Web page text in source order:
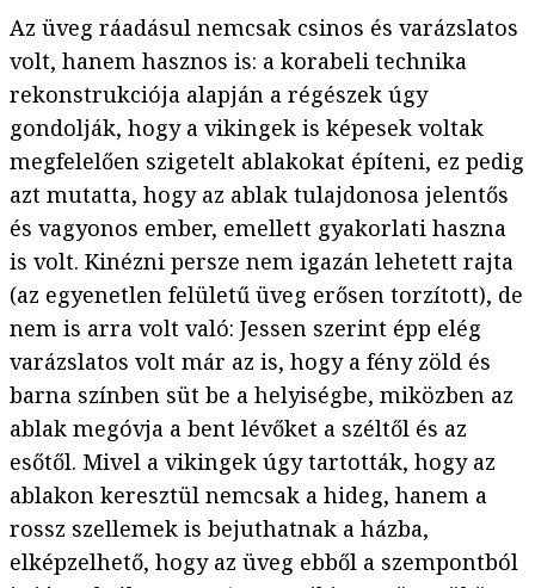
Az üveg ráadásul nemcsak csinos és varázslatos
volt, hanem hasznos is: a korabeli technika
rekonstrukciója alapján a régészek úgy
gondolják, hogy a vikingek is képesek voltak
megfelelően szigetelt ablakokat építeni, ez pedig
azt mutatta, hogy az ablak tulajdonosa jelentős
és vagyonos ember, emellett gyakorlati haszna
is volt. Kinézni persze nem igazán lehetett rajta
(az egyenetlen felületű üveg erősen torzított), de
nem is arra volt való: Jessen szerint épp elég
varázslatos volt már az is, hogy a fény zöld és
barna színben süt be a helyiségbe, miközben az
ablak megóvja a bent lévőket a széltől és az
esőtől. Mivel a vikingek úgy tartották, hogy az
ablakon keresztül nemcsak a hideg, hanem a
rossz szellemek is bejuthatnak a házba,
elképzelhető, hogy az üveg ebből a szempontból